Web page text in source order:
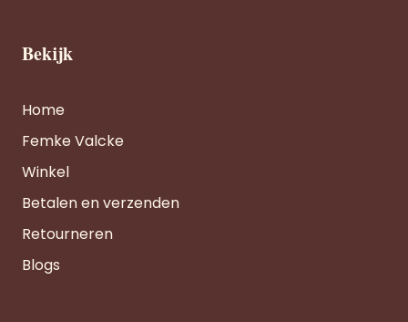
Bekijk
Home
Femke Valcke
Winkel
Betalen en verzenden
Retourneren
Blogs